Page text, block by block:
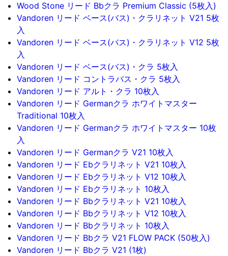
Wood Stone リード Bbクラ Premium Classic (5枚入)
Vandoren リード ベース(バス)・クラリネット V21 5枚
入
Vandoren リード ベース(バス)・クラリネット V12 5枚
入
Vandoren リード ベース(バス)・クラ 5枚入
Vandoren リード コントラバス・クラ 5枚入
Vandoren リード アルト・クラ 10枚入
Vandoren リード Germanクラ ホワイトマスター
Traditional 10枚入
Vandoren リード Germanクラ ホワイトマスター 10枚
入
Vandoren リード Germanクラ V21 10枚入
Vandoren リード Ebクラリネット V21 10枚入
Vandoren リード Ebクラリネット V12 10枚入
Vandoren リード Ebクラリネット 10枚入
Vandoren リード Bbクラリネット V21 10枚入
Vandoren リード Bbクラリネット V12 10枚入
Vandoren リード Bbクラリネット 10枚入
Vandoren リード Bbクラ V21 FLOW PACK (50枚入)
Vandoren リード Bbクラ V21 (1枚)